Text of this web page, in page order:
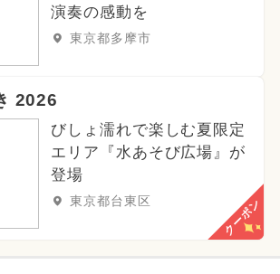
演奏の感動を
東京都多摩市
2026
びしょ濡れで楽しむ夏限定
エリア『水あそび広場』が
登場
東京都台東区 クーポン